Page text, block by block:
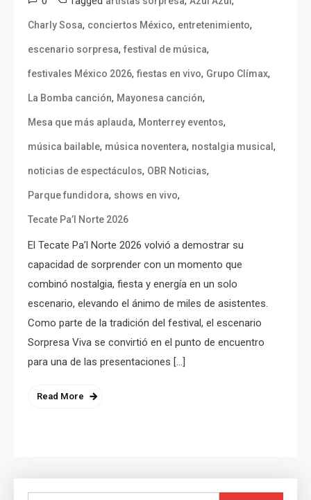
Charly Sosa, conciertos México, entretenimiento,
escenario sorpresa, festival de música,
festivales México 2026, fiestas en vivo, Grupo Clímax,
La Bomba canción, Mayonesa canción,
Mesa que más aplauda, Monterrey eventos,
música bailable, música noventera, nostalgia musical ,
noticias de espectáculos, OBR Noticias,
Parque fundidora, shows en vivo,
Tecate Pa’l Norte 2026
El Tecate Pa’l Norte 2026 volvió a demostrar su
capacidad de sorprender con un momento que
combinó nostalgia, fiesta y energía en un solo
escenario, elevando el ánimo de miles de asistentes.
Como parte de la tradición del festival, el escenario
Sorpresa Viva se convirtió en el punto de encuentro
para una de las presentaciones […]
Read More